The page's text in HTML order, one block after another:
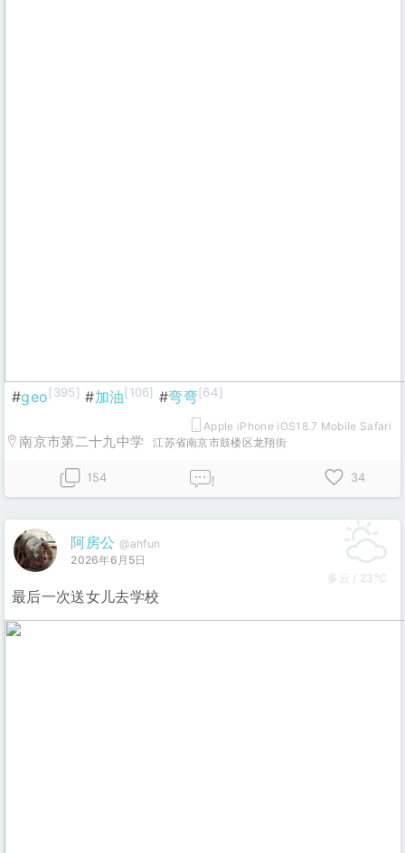
#geo[395] #加油[106] #弯弯[64]
Apple iPhone iOS18.7 Mobile Safari
南京市第二十九中学 江苏省南京市鼓楼区龙翔街
154 ! 34
阿房公 @ahfun
2026年6月5日
多云 / 23℃
最后一次送女儿去学校